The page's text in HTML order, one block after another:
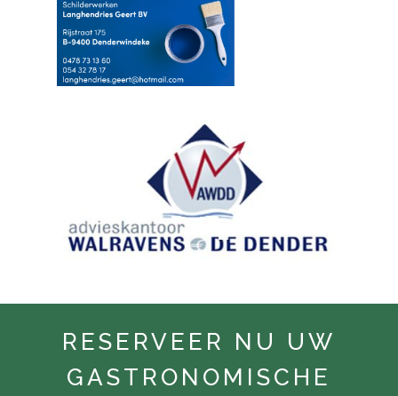
RESERVEER NU UW
GASTRONOMISCHE